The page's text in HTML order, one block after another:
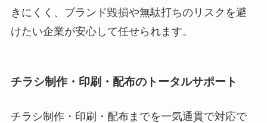
きにくく、ブランド毀損や無駄打ちのリスクを避
けたい企業が安心して任せられます。
チラシ制作・印刷・配布のトータルサポート
チラシ制作・印刷・配布までを一気通貫で対応で